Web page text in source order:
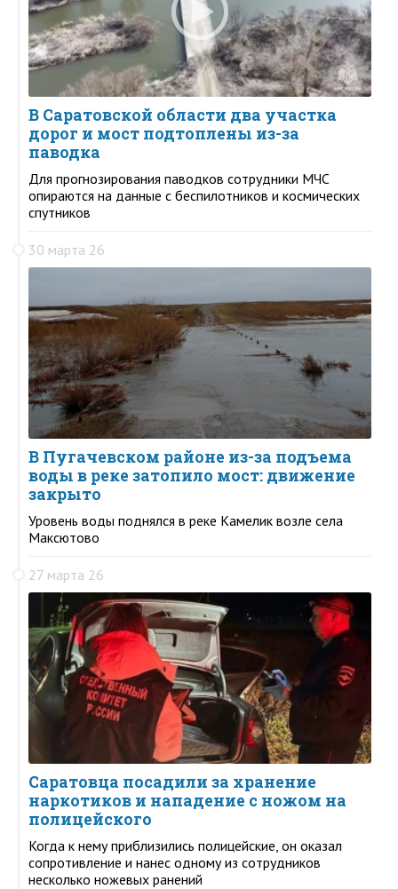
В Саратовской области два участка
дорог и мост подтоплены из-за
паводка
Для прогнозирования паводков сотрудники МЧС
опираются на данные с беспилотников и космических
спутников
30 марта 26
В Пугачевском районе из-за подъема
воды в реке затопило мост: движение
закрыто
Уровень воды поднялся в реке Камелик возле села
Максютово
27 марта 26
Саратовца посадили за хранение
наркотиков и нападение с ножом на
полицейского
Когда к нему приблизились полицейские, он оказал
сопротивление и нанес одному из сотрудников
несколько ножевых ранений